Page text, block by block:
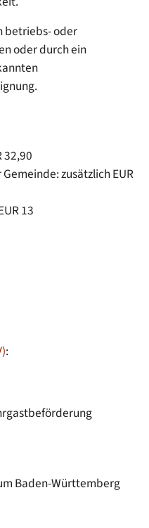
betriebs- oder
oder durch ein
32,90
zusätzlich EUR
13
:
Baden-Württemberg